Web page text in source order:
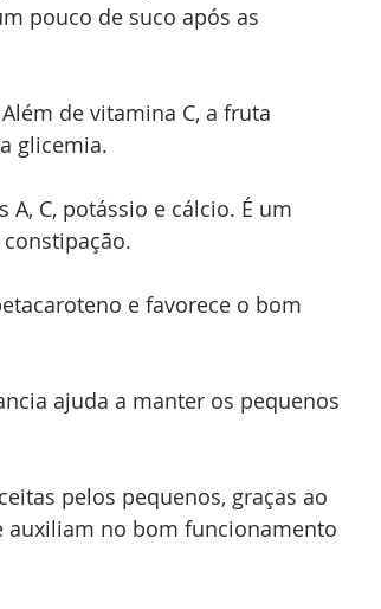
pouco de suco após as
de vitamina C, a fruta
glicemia.
C, potássio e cálcio. É um
e favorece o bom
ajuda a manter os pequenos
pelos pequenos, graças ao
auxiliam no bom funcionamento